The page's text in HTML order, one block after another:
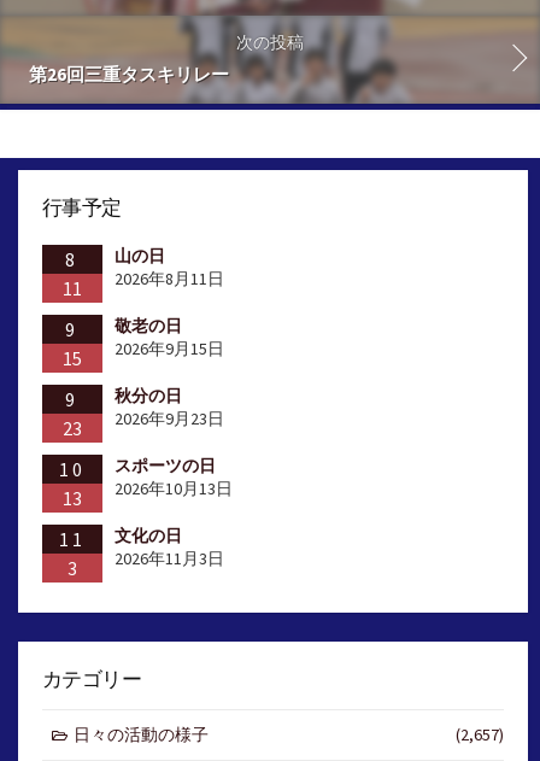
次の投稿
第26回三重タスキリレー
行事予定
8
11
山の日
2026年8月11日
9
15
敬老の日
2026年9月15日
9
23
秋分の日
2026年9月23日
10
13
スポーツの日
2026年10月13日
11
3
文化の日
2026年11月3日
カテゴリー
日々の活動の様子 (2,657)